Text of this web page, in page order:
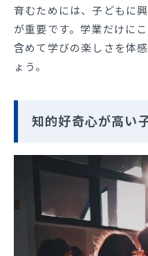
育むためには、子どもに
が重要です。学業だけに
含めて学びの楽しさを体
ょう。
知的好奇心が高い